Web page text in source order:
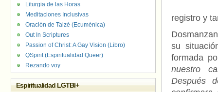
registro y
su
formada
nuestro
Después
Liturgia de las Horas
Meditaciones Inclusivas
Oración de Taizé (Ecuménica)
Out In Scriptures
Passion of Christ: A Gay Vision (Libro)
QSpirit (Espiritualidad Queer)
Rezando voy
Espiritualidad LGTBI+